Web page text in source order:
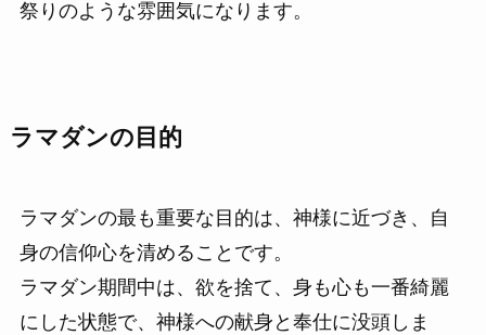
祭りのような雰囲気になります。
ラマダンの目的
ラマダンの最も重要な目的は、神様に近づき、自
身の信仰心を清めることです。
ラマダン期間中は、欲を捨て、身も心も一番綺麗
にした状態で、神様への献身と奉仕に没頭しま